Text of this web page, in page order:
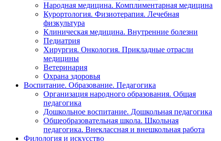
Народная медицина. Комплиментарная медицина
Курортология. Физиотерапия. Лечебная
физкультура
Клиническая медицина. Внутренние болезни
Педиатрия
Хирургия. Онкология. Прикладные отрасли
медицины
Ветеринария
Охрана здоровья
Воспитание. Образование. Педагогика
Организация народного образования. Общая
педагогика
Дошкольное воспитание. Дошкольная педагогика
Общеобразовательная школа. Школьная
педагогика. Внеклассная и внешкольная работа
Филология и искусство